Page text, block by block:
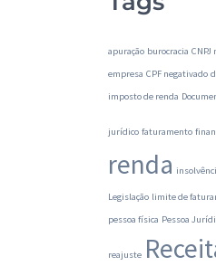
apuração burocracia CNPJ
empresa CPF negativado
imposto de renda
jurídico faturamento
renda
Legislação limite de
pessoa física Pessoa
reajuste